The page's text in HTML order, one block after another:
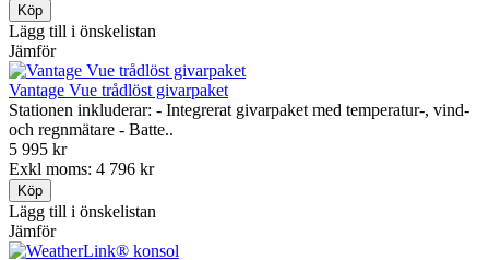
Lägg till i önskelistan
Jämför
Vantage Vue trådlöst givarpaket
Stationen inkluderar: - Integrerat givarpaket med temperatur-, vind-
och regnmätare - Batte..
5 995 kr
Exkl moms: 4 796 kr
Lägg till i önskelistan
Jämför